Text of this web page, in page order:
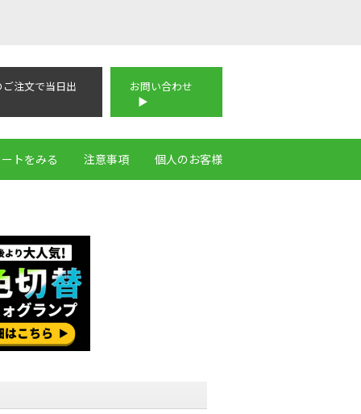
注文で当日出 お問い合わせ
トをみる 注意事項 個人のお客様